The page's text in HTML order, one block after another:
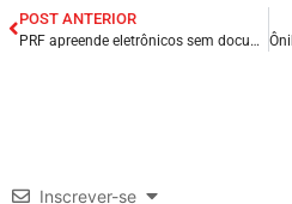
POST ANTERIOR
PRF apreende eletrônicos sem documento fiscal e cumpre mandado de prisão em Balsas/MA.
Inscrever-se